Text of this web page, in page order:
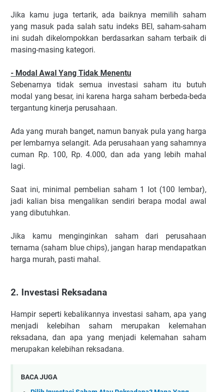
Jika kamu juga tertarik, ada baiknya memilih saham
yang masuk pada salah satu indeks BEI, saham-saham
ini sudah dikelompokkan berdasarkan saham terbaik di
masing-masing kategori.
- Modal Awal Yang Tidak Menentu
Sebenarnya tidak semua investasi saham itu butuh
modal yang besar, ini karena harga saham berbeda-beda
tergantung kinerja perusahaan.
Ada yang murah banget, namun banyak pula yang harga
per lembarnya selangit. Ada perusahaan yang sahamnya
cuman Rp. 100, Rp. 4.000, dan ada yang lebih mahal
lagi.
Saat ini, minimal pembelian saham 1 lot (100 lembar),
jadi kalian bisa mengalikan sendiri berapa modal awal
yang dibutuhkan.
Jika kamu menginginkan saham dari perusahaan
ternama (saham blue chips), jangan harap mendapatkan
harga murah, pasti mahal.
2. Investasi Reksadana
Hampir seperti kebalikannya investasi saham, apa yang
menjadi kelebihan saham merupakan kelemahan
reksadana, dan apa yang menjadi kelemahan saham
merupakan kelebihan reksadana.
BACA JUGA